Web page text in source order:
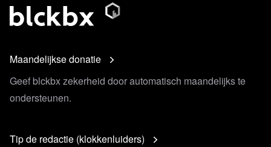
Maandelijkse donatie
Geef blckbx zekerheid door automatisch maandelijks te
ondersteunen.
Tip de redactie (klokkenluiders)